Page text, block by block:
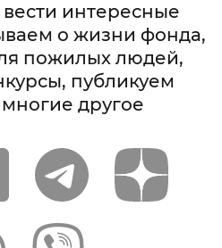
интересные
о жизни фонда,
пожилых людей,
публикуем
другое